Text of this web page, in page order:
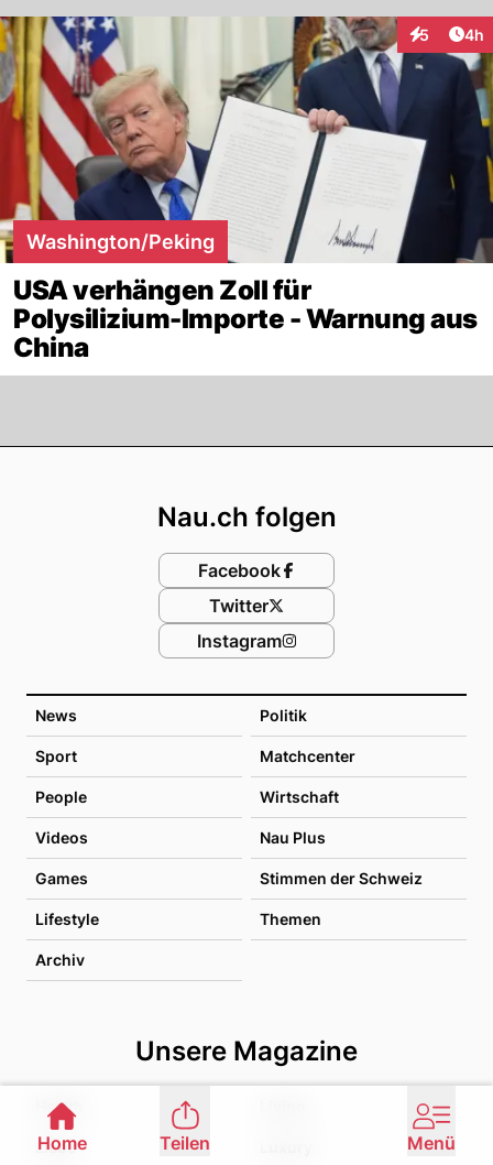
5 4h
Washington/Peking
USA verhängen Zoll für
Polysilizium-Importe - Warnung aus
China
News Politik
Sport Matchcenter
People Wirtschaft
Videos Nau Plus
Games Stimmen der Schweiz
Lifestyle Themen
Archiv
Unsere Magazine
Health
Liebe
Nau.ch folgen
Facebook
Twitter
Instagram
Home Teilen Menü